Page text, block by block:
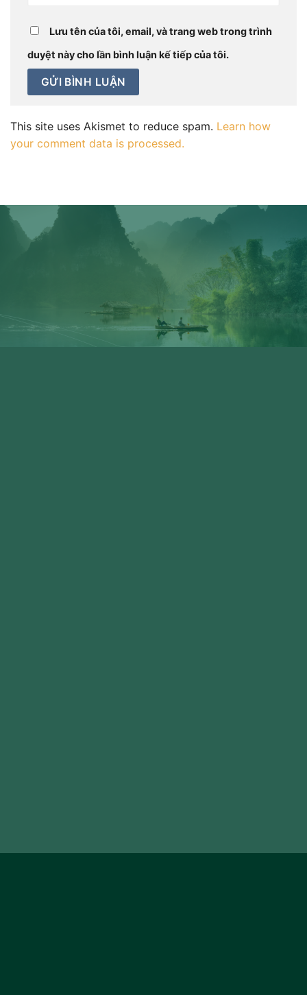
Lưu tên của tôi, email, và trang web trong trình
duyệt này cho lần bình luận kế tiếp của tôi.
This site uses Akismet to reduce spam. Learn how
your comment data is processed.